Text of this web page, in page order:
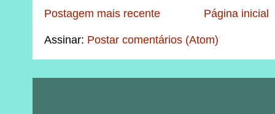
Postagem mais recente Página inicial
Assinar: Postar comentários (Atom)